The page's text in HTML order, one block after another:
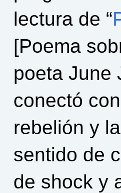
lectura de “
[Poema
poeta June
conectó
rebelión y
sentido de
de shock y